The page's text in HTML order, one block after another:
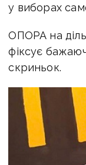
у виборах
ОПОРА на
фіксує
скриньок.